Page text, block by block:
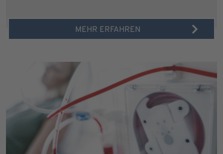
MEHR ERFAHREN